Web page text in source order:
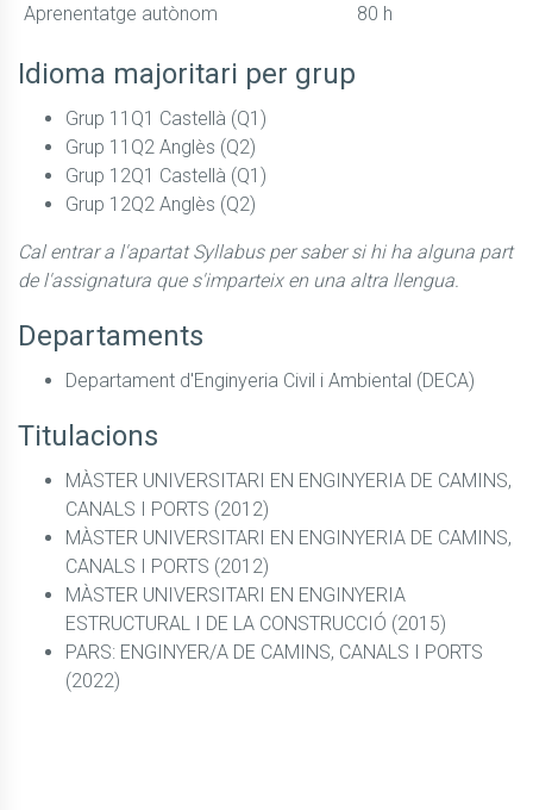
Aprenentatge autònom
80 h
Idioma majoritari per grup
Grup 11Q1 Castellà (Q1)
Grup 11Q2 Anglès (Q2)
Grup 12Q1 Castellà (Q1)
Grup 12Q2 Anglès (Q2)
Cal entrar a l'apartat Syllabus per saber si hi ha alguna part
de l'assignatura que s'imparteix en una altra llengua.
Departaments
Departament d'Enginyeria Civil i Ambiental (DECA)
Titulacions
MÀSTER UNIVERSITARI EN ENGINYERIA DE CAMINS,
CANALS I PORTS (2012)
MÀSTER UNIVERSITARI EN ENGINYERIA DE CAMINS,
CANALS I PORTS (2012)
MÀSTER UNIVERSITARI EN ENGINYERIA
ESTRUCTURAL I DE LA CONSTRUCCIÓ (2015)
PARS: ENGINYER/A DE CAMINS, CANALS I PORTS
(2022)